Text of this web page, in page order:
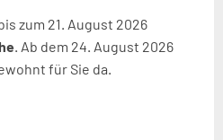
zum 21. August 2026
. Ab dem 24. August 2026
für Sie da.